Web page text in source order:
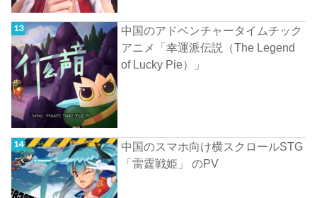
中国のアドベンチャータイムチック
アニメ「幸運派伝説（The Legend
of Lucky Pie）」
中国のスマホ向け横スクロールSTG
「雷霆戦姫」 のPV